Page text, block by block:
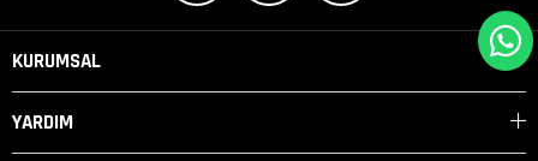
KURUMSAL
YARDIM